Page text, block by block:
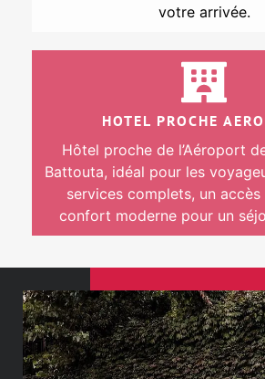
votre arrivée.
HOTEL PROCHE
Hôtel proche de l’Aéroport
Battouta, idéal pour les
services complets, un
confort moderne pour un